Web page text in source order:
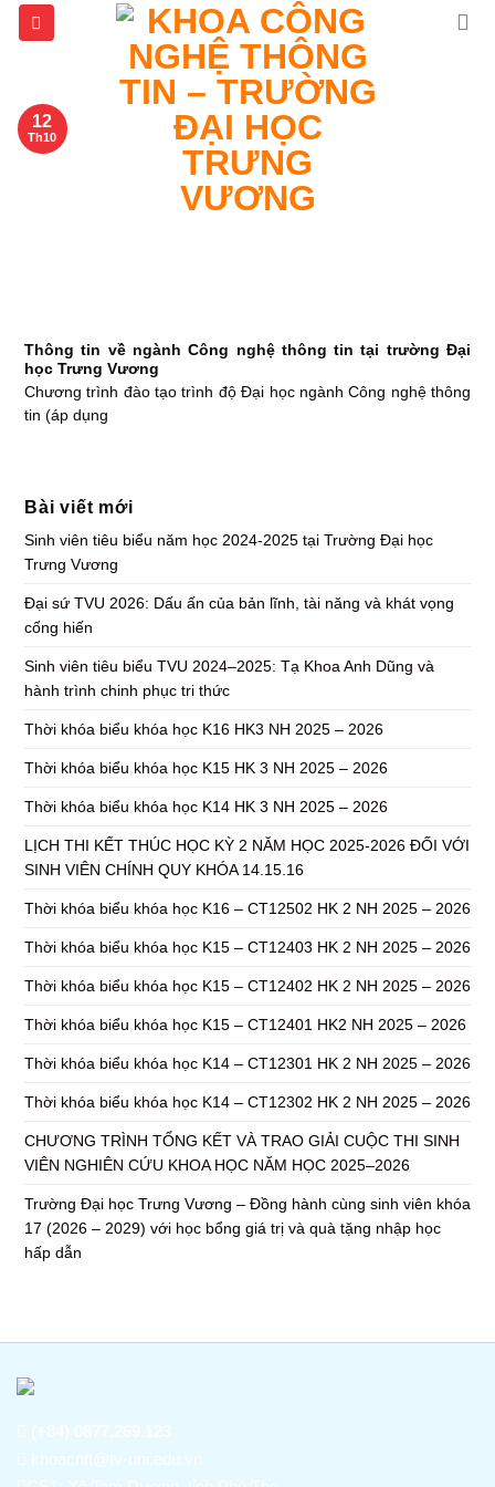
Skip
Thông tin về ngành Công nghệ thông tin tại trường Đại
học Trưng Vương
Chương trình đào tạo trình độ Đại học ngành Công nghệ thông
tin (áp dụng
12
Th10
Bài viết mới
Sinh viên tiêu biểu năm học 2024-2025 tại Trường Đại học
Trưng Vương
Đại sứ TVU 2026: Dấu ấn của bản lĩnh, tài năng và khát vọng
cống hiến
Sinh viên tiêu biểu TVU 2024–2025: Tạ Khoa Anh Dũng và
hành trình chinh phục tri thức
Thời khóa biểu khóa học K16 HK3 NH 2025 – 2026
Thời khóa biểu khóa học K15 HK 3 NH 2025 – 2026
Thời khóa biểu khóa học K14 HK 3 NH 2025 – 2026
LỊCH THI KẾT THÚC HỌC KỲ 2 NĂM HỌC 2025-2026 ĐỐI VỚI
SINH VIÊN CHÍNH QUY KHÓA 14.15.16
Thời khóa biểu khóa học K16 – CT12502 HK 2 NH 2025 – 2026
Thời khóa biểu khóa học K15 – CT12403 HK 2 NH 2025 – 2026
Thời khóa biểu khóa học K15 – CT12402 HK 2 NH 2025 – 2026
Thời khóa biểu khóa học K15 – CT12401 HK2 NH 2025 – 2026
Thời khóa biểu khóa học K14 – CT12301 HK 2 NH 2025 – 2026
Thời khóa biểu khóa học K14 – CT12302 HK 2 NH 2025 – 2026
CHƯƠNG TRÌNH TỔNG KẾT VÀ TRAO GIẢI CUỘC THI SINH
VIÊN NGHIÊN CỨU KHOA HỌC NĂM HỌC 2025–2026
Trường Đại học Trưng Vương – Đồng hành cùng sinh viên khóa
17 (2026 – 2029) với học bổng giá trị và quà tặng nhập học
hấp dẫn